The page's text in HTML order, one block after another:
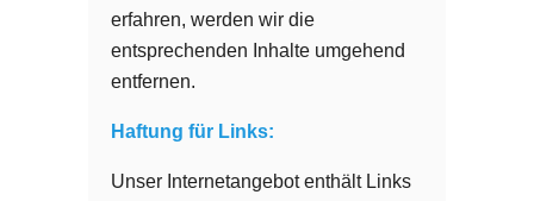
erfahren, werden wir die
entsprechenden Inhalte umgehend
entfernen.
Haftung für Links:
Unser Internetangebot enthält Links